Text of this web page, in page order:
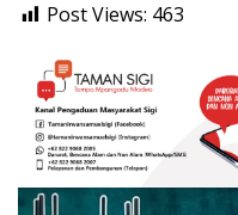
Post Views: 463